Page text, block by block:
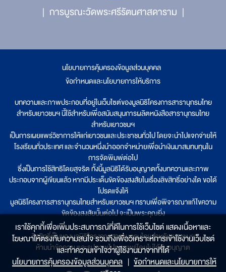
การบูรณะวัดพระศรีรัตนศาสดาราม
นโยบายการคุ้มครองข้อมูลส่วนบุคคล
ข้อกำหนดและนโยบายการให้บริการ
บทความและภาพประกอบที่อยู่ในเว็บไซต์ของมูลนิธิโครงการสารานุกรมไทย
สำหรับเยาวชนฯ นี้ใช้สำหรับเพื่อสนับสนุนการผลิตหนังสือสารานุกรมไทย
สำหรับเยาวชนฯ
เป็นการเผยแพร่วิชาการให้แก่เยาวชนและประชาชนทั่วไป โดยจะนำไปแจกจ่ายให้
โรงเรียนทั่วประเทศ และจำนวนหนึ่งนำออกจำหน่ายเพื่อนำเงินมาสมทบทุนใน
การจัดพิมพ์ต่อไป
ซึ่งเป็นการใช้สิทธิโดยสุจริต ทั้งนี้มูลนิธิได้รับอนุญาตทั้งบทความและภาพ
ประกอบจากผู้เขียนแล้ว หากมีประเด็นขัดข้องสงสัยในเรื่องลิขสิทธิ์อย่างใด ขอได้
โปรดแจ้งให้
มูลนิธิโครงการสารานุกรมไทยสำหรับเยาวชนฯ ทราบเพื่อพิจารณาแก้ไขความ
ขัดข้องสงสัยนั้นต่อไป จะเป็นพระคุณยิ่ง
ลิขสิทธิ์เป็นของมูลนิธิโครงการสารานุกรมไทยสำหรับเยาวชนฯ
ห้ามนำข้อความและรูปภาพไปเผยแพร่โดยไม่ได้รับอนุญาต
เราใช้คุกกี้เพื่อเพิ่มประสบการณ์ที่ดีในการใช้เว็บไซต์ แสดงเนื้อหาและ
โฆษณาให้ตรงกับความสนใจ รวมถึงเพื่อวิเคราะห์การเข้าใช้งานเว็บไซต์
และทำความเข้าใจว่าผู้ใช้งานมาจากที่ใด๋
นโยบายการคุ้มครองข้อมูลส่วนบุคคล | ข้อกำหนดและนโยบายการให้